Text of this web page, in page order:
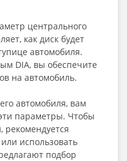
центрального
как диск будет
автомобиля.
DIA, вы обеспечите
на автомобиль.
автомобиля, вам
параметры. Чтобы
рекомендуется
использовать
подбор